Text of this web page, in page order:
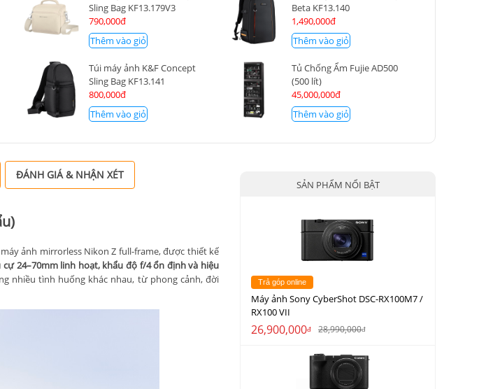
Sling Bag KF13.179V3
790,000đ
Thêm vào giỏ
Beta KF13.140
1,490,000đ
Thêm vào giỏ
Túi máy ảnh K&F Concept
Sling Bag KF13.141
800,000đ
Thêm vào giỏ
Tủ Chống Ẩm Fujie AD500
(500 lít)
45,000,000đ
Thêm vào giỏ
ĐÁNH GIÁ & NHẬN XÉT
ảnh mirrorless Nikon Z full-frame, được thiết kế
cự 24–70mm linh hoạt, khẩu độ f/4 ổn định và hiệu
nhiều tình huống khác nhau, từ phong cảnh, đời
SẢN PHẨM NỔI BẬT
Trả góp online
Máy ảnh Sony CyberShot DSC-RX100M7 /
RX100 VII
26,900,000đ 28,990,000đ